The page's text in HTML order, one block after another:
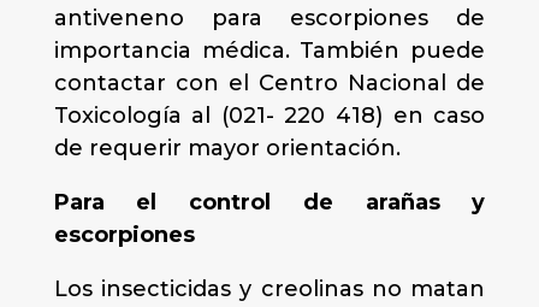
antiveneno para escorpiones de
importancia médica. También puede
contactar con el Centro Nacional de
Toxicología al (021- 220 418) en caso
de requerir mayor orientación.
Para el control de arañas y
escorpiones
Los insecticidas y creolinas no matan